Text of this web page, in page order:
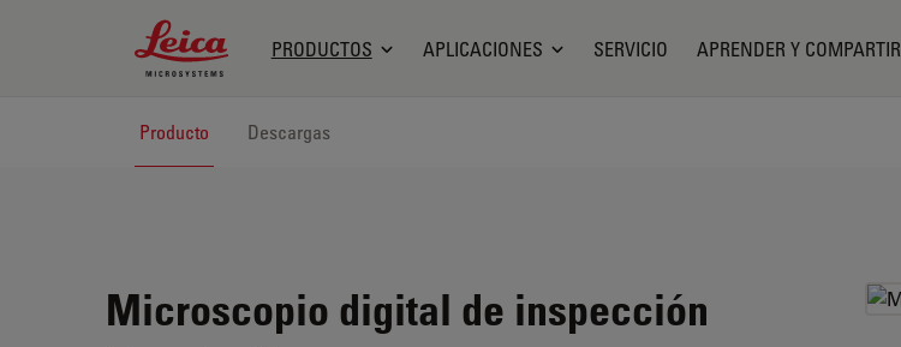
Leica Microsystems Logo
PRODUCTOS APLICACIONES SERVICIO APRENDER Y COMPARTIR
Producto Descargas
Microscopio digital de inspección